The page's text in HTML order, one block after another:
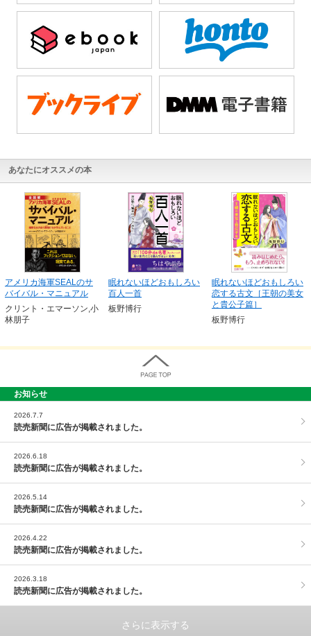
あなたにオススメの本
アメリカ海軍SEALのサ
バイバル・マニュアル
クリント・エマーソン,小
林朋子
眠れないほどおもしろい
百人一首
板野博行
眠れないほどおもしろい
恋する古文［王朝の美女
と貴公子篇］
板野博行
お知らせ
2026.7.7
読売新聞に広告が掲載されました。
2026.6.18
読売新聞に広告が掲載されました。
2026.5.14
読売新聞に広告が掲載されました。
2026.4.22
読売新聞に広告が掲載されました。
2026.3.18
読売新聞に広告が掲載されました。
さらに表示する
PAGE TOP